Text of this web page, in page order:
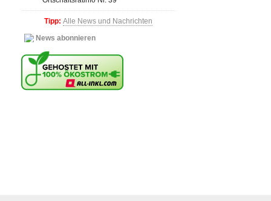
Tipp: Alle News und Nachrichten
News abonnieren